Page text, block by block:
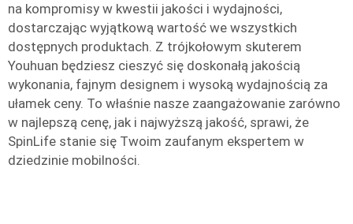
na kompromisy w kwestii jakości i wydajności,
dostarczając wyjątkową wartość we wszystkich
dostępnych produktach. Z trójkołowym skuterem
Youhuan będziesz cieszyć się doskonałą jakością
wykonania, fajnym designem i wysoką wydajnością za
ułamek ceny. To właśnie nasze zaangażowanie zarówno
w najlepszą cenę, jak i najwyższą jakość, sprawi, że
SpinLife stanie się Twoim zaufanym ekspertem w
dziedzinie mobilności.